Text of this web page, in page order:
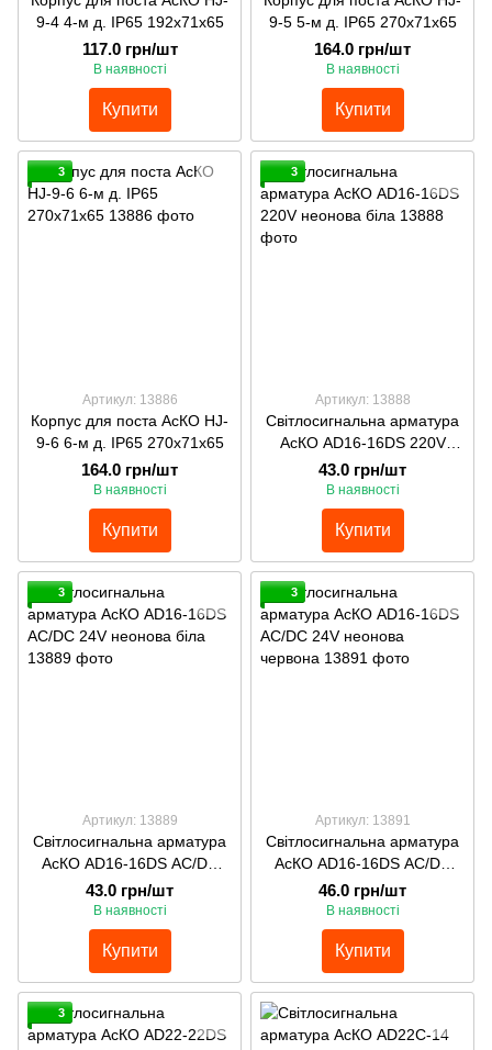
9-4 4-м д. ІР65 192х71х65
117.0 грн/шт
В наявності
Купити
9-5 5-м д. ІР65 270х71х65
164.0 грн/шт
В наявності
Купити
3
Артикул: 13886
Корпус для поста АсКО HJ-
9-6 6-м д. ІР65 270х71х65
164.0 грн/шт
В наявності
Купити
3
Артикул: 13888
Світлосигнальна арматура
АсКО AD16-16DS 220V
неонова біла
43.0 грн/шт
В наявності
Купити
3
Артикул: 13889
Світлосигнальна арматура
АсКО AD16-16DS АС/DC
24V неонова біла
43.0 грн/шт
В наявності
Купити
3
Артикул: 13891
Світлосигнальна арматура
АсКО AD16-16DS АС/DC
24V неонова червона
46.0 грн/шт
В наявності
Купити
3